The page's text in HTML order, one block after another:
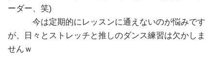
ーダー、笑)
今は定期的にレッスンに通えないのが悩みです
が、日々とストレッチと推しのダンス練習は欠かしま
せんｗ